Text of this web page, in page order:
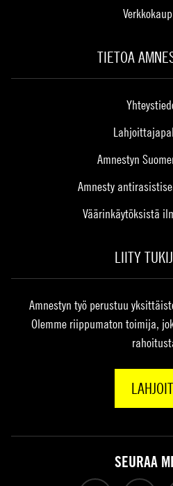
TIETOA
Amnestyn
Amnesty
Väärinkäytöksistä
LIITY
Amnestyn työ perustuu
Olemme riippumaton toimija,
SEURAA